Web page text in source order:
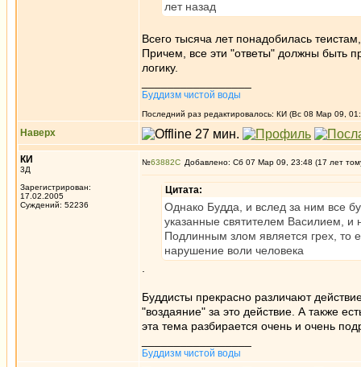
лет назад
Всего тысяча лет понадобилась
Причем, все эти "ответы" должны быть
логику.
Буддизм чистой воды
Последний раз редактировалось: КИ (Вс 08 Мар 09,
Наверх
КИ
3Д
Зарегистрирован:
17.02.2005
Суждений: 52236
№63882 Добавлено: Сб 07 Мар 09, 23:48 (17 лет
Цитата:
Однако Будда, и вслед за ним все
указанные святителем Василием, и
Подлинным злом является грех, то
нарушение воли человека
Буддисты прекрасно различают
"воздаяние" за это действие. А также
эта тема разбирается очень и очень
Буддизм чистой воды